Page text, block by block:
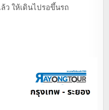
ว ให้เดินไปรอขึ้นรถ